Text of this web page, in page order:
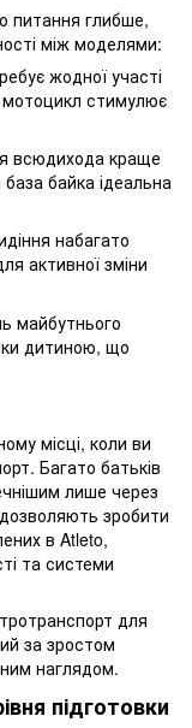
питання глибше,
між моделями:
жодної участі
мотоцикл стимулює
всюдихода краще
байка ідеальна
набагато
активної зміни
майбутнього
дитиною, що
місці, коли ви
Багато батьків
лише через
дозволяють зробити
в Atleto,
та системи
для
за зростом
наглядом.
підготовки